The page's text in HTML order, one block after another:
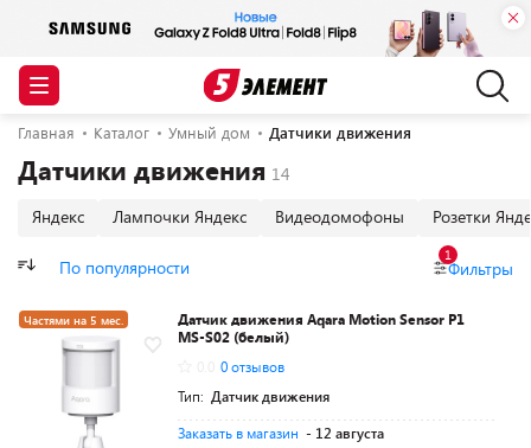
Главная Каталог Умный дом Датчики движения
Датчики движения
Яндекс Лампочки Яндекс Видеодомофоны Розетки
По популярности Фильтры
1
Частями на 5 мес.
Датчик движения Aqara Motion Sensor P1
MS-S02 (белый)
0 отзывов
Тип: Датчик движения
Заказать в магазин - 12 августа